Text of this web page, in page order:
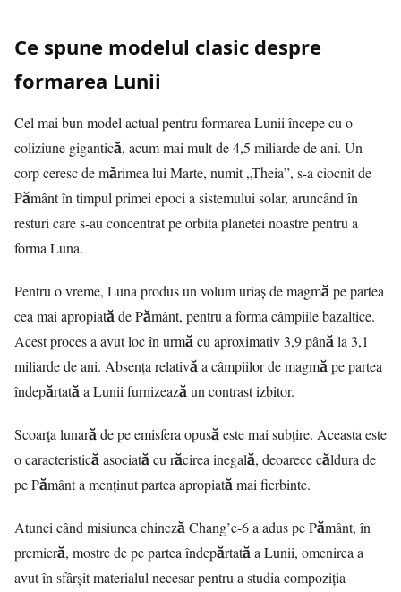
Ce spune modelul clasic despre
formarea Lunii
Cel mai bun model actual pentru formarea Lunii începe cu o
coliziune gigantică, acum mai mult de 4,5 miliarde de ani. Un
corp ceresc de mărimea lui Marte, numit „Theia”, s-a ciocnit de
Pământ în timpul primei epoci a sistemului solar, aruncând în
resturi care s-au concentrat pe orbita planetei noastre pentru a
forma Luna.
Pentru o vreme, Luna produs un volum uriaș de magmă pe partea
cea mai apropiată de Pământ, pentru a forma câmpiile bazaltice.
Acest proces a avut loc în urmă cu aproximativ 3,9 până la 3,1
miliarde de ani. Absența relativă a câmpiilor de magmă pe partea
îndepărtată a Lunii furnizează un contrast izbitor.
Scoarța lunară de pe emisfera opusă este mai subțire. Aceasta este
o caracteristică asociată cu răcirea inegală, deoarece căldura de
pe Pământ a menținut partea apropiată mai fierbinte.
Atunci când misiunea chineză Chang’e-6 a adus pe Pământ, în
premieră, mostre de pe partea îndepărtată a Lunii, omenirea a
avut în sfârșit materialul necesar pentru a studia compoziția